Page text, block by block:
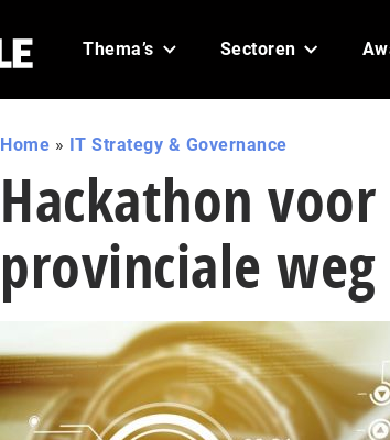
Thema’s Sectoren
Home » IT Strategy & Governance
Hackathon
provinciale weg